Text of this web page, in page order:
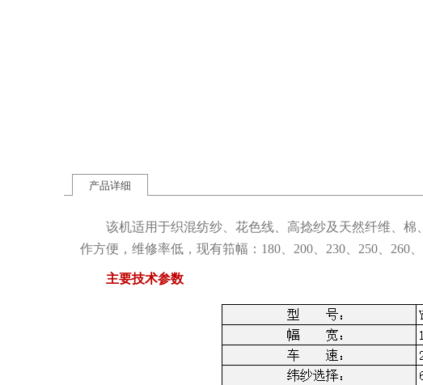
产品详细
该机适用于织混纺纱、花色线、高捻纱及天然纤维、棉
作方便，维修率低，现有筘幅：180、200、230、250、260
主要技术参数